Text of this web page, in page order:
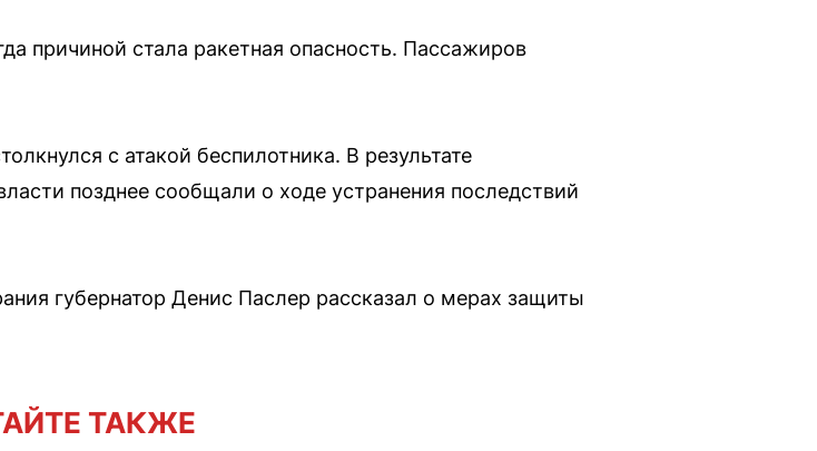
причиной стала ракетная опасность. Пассажиров
с атакой беспилотника. В результате
позднее сообщали о ходе устранения последствий
губернатор Денис Паслер рассказал о мерах защиты
ТАКЖЕ